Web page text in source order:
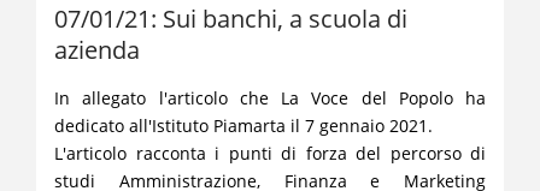
07/01/21: Sui banchi, a scuola di
azienda
In allegato l'articolo che La Voce del Popolo ha
dedicato all'Istituto Piamarta il 7 gennaio 2021.
L'articolo racconta i punti di forza del percorso di
studi Amministrazione, Finanza e Marketing